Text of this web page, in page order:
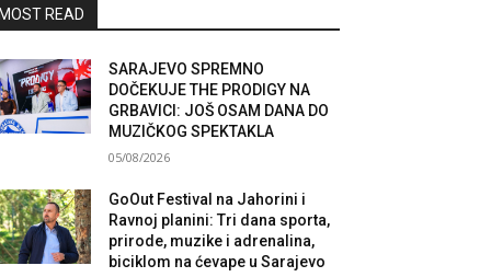
READ
SARAJEVO SPREMNO
DOČEKUJE THE PRODIGY NA
GRBAVICI: JOŠ OSAM DANA DO
MUZIČKOG SPEKTAKLA
05/08/2026
GoOut Festival na Jahorini i
Ravnoj planini: Tri dana sporta,
prirode, muzike i adrenalina,
biciklom na ćevape u Sarajevo